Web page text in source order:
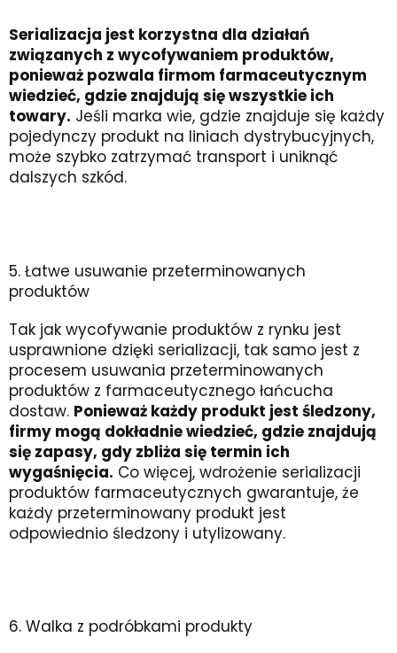
Serializacja jest korzystna dla działań
związanych z wycofywaniem produktów,
ponieważ pozwala firmom farmaceutycznym
wiedzieć, gdzie znajdują się wszystkie ich
towary. Jeśli marka wie, gdzie znajduje się każdy
pojedynczy produkt na liniach dystrybucyjnych,
może szybko zatrzymać transport i uniknąć
dalszych szkód.
5. Łatwe usuwanie przeterminowanych
produktów
Tak jak wycofywanie produktów z rynku jest
usprawnione dzięki serializacji, tak samo jest z
procesem usuwania przeterminowanych
produktów z farmaceutycznego łańcucha
dostaw. Ponieważ każdy produkt jest śledzony,
firmy mogą dokładnie wiedzieć, gdzie znajdują
się zapasy, gdy zbliża się termin ich
wygaśnięcia. Co więcej, wdrożenie serializacji
produktów farmaceutycznych gwarantuje, że
każdy przeterminowany produkt jest
odpowiednio śledzony i utylizowany.
6. Walka z podróbkami produkty